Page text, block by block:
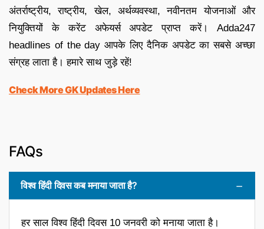
अंतर्राष्ट्रीय, राष्ट्रीय, खेल, अर्थव्यवस्था, नवीनतम योजनाओं और
नियुक्तियों के करेंट अफेयर्स अपडेट प्राप्त करें। Adda247
headlines of the day आपके लिए दैनिक अपडेट का सबसे अच्छा
संग्रह लाता है। हमारे साथ जुड़े रहें!
Check More GK Updates Here
FAQs
विश्व हिंदी दिवस कब मनाया जाता है?
हर साल विश्व हिंदी दिवस 10 जनवरी को मनाया जाता है।